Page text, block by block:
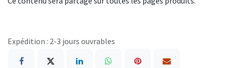
Expédition : 2-3 jours ouvrables